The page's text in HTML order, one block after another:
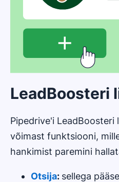
LeadBoosteri
Pipedrive'i LeadBoosteri
võimast funktsiooni,
hankimist paremini
Otsija: sellega